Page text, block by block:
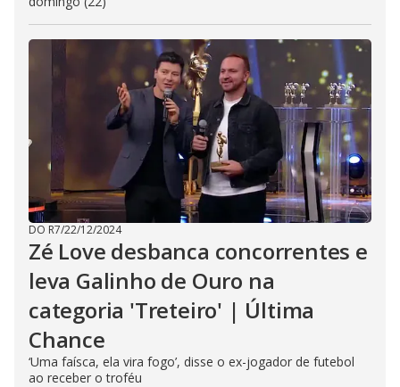
DO R7/22/12/2024
Zé Love desbanca concorrentes e
leva Galinho de Ouro na
categoria 'Treteiro' | Última
Chance
‘Uma faísca, ela vira fogo’, disse o ex-jogador de futebol
ao receber o troféu